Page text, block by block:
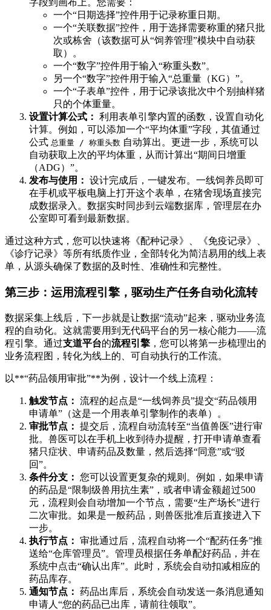
字段到画布上。您需要：
一个“日期选择”控件用于记录称重日期。
一个“关联数据”控件，用于选择需要称重的猪只批
次或栋舍（该数据可从“饲养管理”模块中自动获
取）。
一个“数字”控件用于输入“称重头数”。
另一个“数字”控件用于输入“总重量（KG）”。
一个“子表单”控件，用于记录该批次中个别抽样猪
只的个体重量。
设置计算公式： 利用表单引擎内置的函数，设置自动化
计算。例如，可以添加一个“平均体重”字段，其值通过
公式 总重量 / 称重头数 自动算出。更进一步，系统可以
自动获取上次的平均体重，从而计算出“期间日增重
（ADG）”。
发布与使用： 设计完成后，一键发布。一线饲养员即可
在手机或平板电脑上打开这个表单，在猪舍现场直接完
成数据录入。数据实时同步到云端数据库，管理层在办
公室即可看到最新数据。
通过这种方式，您可以快速将《配种记录》、《免疫记录》、
《诊疗记录》等所有纸质作业，全部转化为简洁易用的线上表
单，从源头确保了数据的及时性、准确性和完整性。
第三步：运用流程引擎，驱动生产任务自动化流转
数据采集上线后，下一步就是让数据“流动”起来，驱动业务流
程的自动化。这就需要用到无代码平台的另一核心能力——流
程引擎。通过支道平台的流程引擎 ，您可以将第一步梳理出的
业务流程图，转化为线上的、可自动执行的工作流。
以**“药品领用审批”**为例，设计一个线上流程：
触发节点： 流程的起点是“一线饲养员”提交“药品领用
申请单”（这是一个用表单引擎制作的表单）。
审批节点： 提交后，流程自动流转至“当值兽医”进行审
批。兽医可以在手机上收到待办提醒，打开申请单查看
猪只症状、申请药品及数量，然后选择“同意”或“驳
回”。
条件分支： 您可以设置更复杂的规则。例如，如果申请
的药品是“限制级兽用抗生素”，或者申请金额超过500
元，流程则会自动增加一个节点，需要“生产场长”进行
二次审批。如果是一般药品，则兽医批准后直接进入下
一步。
执行节点： 审批通过后，流程自动将一个“配药任务”推
送给“仓库管理员”。管理员根据任务单配好药品，并在
系统中点击“确认出库”。此时，系统会自动扣减相应的
药品库存。
通知节点： 药品出库后，系统会自动发送一条消息通知
申请人“您的药品已出库，请前往领取”。